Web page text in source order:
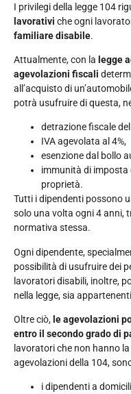
I privilegi della legge 104
lavorativi che ogni
familiare disabile.
Attualmente, con la legge
agevolazioni fiscali
all’acquisto di
potrà usufruire di questa,
detrazione fiscale
IVA agevolata al 4%,
esenzione dal bollo
immunità di imposta
proprietà.
Tutti i dipendenti possono
solo una volta ogni 4 anni,
normativa stessa.
Ogni dipendente,
possibilità di usufruire dei
lavoratori disabili, inoltre,
nella legge, sia
Oltre ciò, le agevolazioni
entro il secondo grado di
lavoratori che non hanno
agevolazioni della 104,
i dipendenti a